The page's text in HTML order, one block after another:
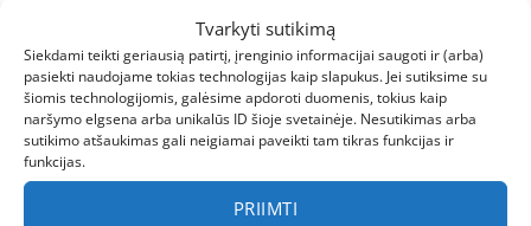
Tvarkyti sutikimą
Siekdami teikti geriausią patirtį, įrenginio informacijai saugoti ir (arba)
pasiekti naudojame tokias technologijas kaip slapukus. Jei sutiksime su
šiomis technologijomis, galėsime apdoroti duomenis, tokius kaip
naršymo elgsena arba unikalūs ID šioje svetainėje. Nesutikimas arba
sutikimo atšaukimas gali neigiamai paveikti tam tikras funkcijas ir
funkcijas.
PRIIMTI
atlaikys net aktyviausių vaikų žaidimus ir
nuotykius. Be to, vandeniui atspari danga ir
veganiškas dizainas rodo gamintojo atsakomybę
tiek vaikų sveikatos, tiek aplinkos atžvilgiu.
Jei ieškote patikimos vasaros avalynės, kuri ne tik
atitiktų jūsų vaiko poreikius, bet ir suteiktų